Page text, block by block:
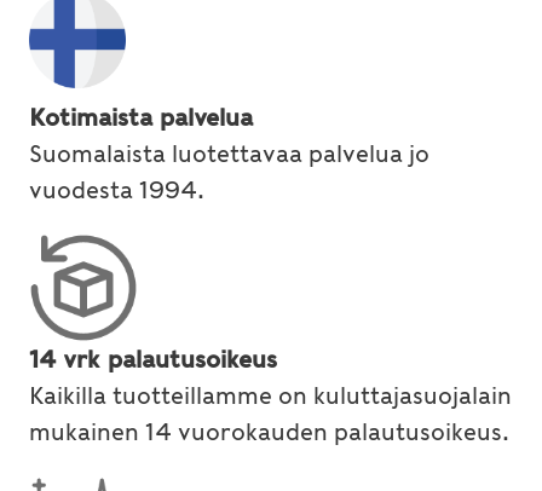
Kotimaista palvelua
Suomalaista luotettavaa palvelua jo
vuodesta 1994.
14 vrk palautusoikeus
Kaikilla tuotteillamme on kuluttajasuojalain
mukainen 14 vuorokauden palautusoikeus.